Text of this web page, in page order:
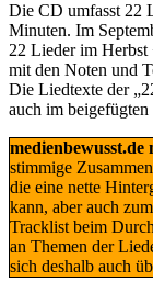
Die CD umfasst 22
Minuten. Im
22 Lieder im Herbst
mit den Noten und
Die Liedtexte der
auch im
medienbewusst.de
stimmige
die eine nette
kann, aber auch
Tracklist beim
an Themen der
sich deshalb auch